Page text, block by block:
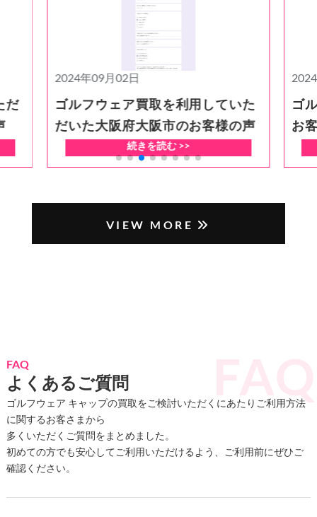
だ
2024年09月02日
ゴルフウェア買取を利用していた
だいた大阪府大阪市のお客様の声
続きを読む >>
ゴ
お
VIEW MORE
FAQ
よくあるご質問
ゴルフウェア キャップの買取をご検討いただくにあたりご利用方法
に関するお客さまから
多くいただくご質問をまとめました。
初めての方でも安心してご利用いただけるよう、ご利用前にぜひご
確認ください。